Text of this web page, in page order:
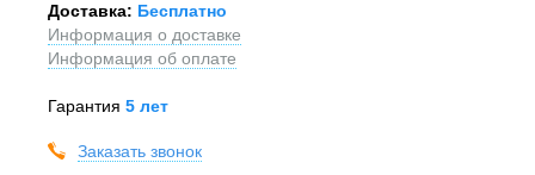
Доставка: Бесплатно
Информация о доставке
Информация об оплате
Гарантия 5 лет
Заказать звонок